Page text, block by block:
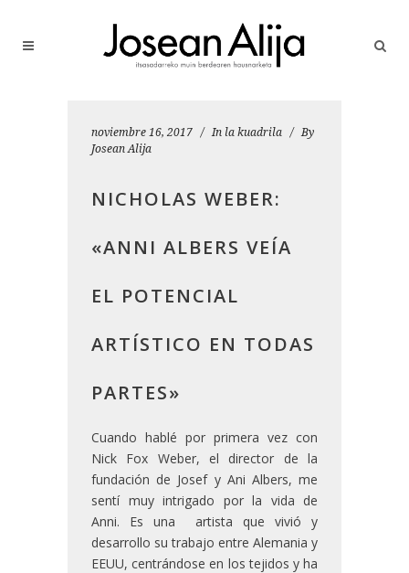
noviembre 16, 2017 In la kuadrila
By
Josean Alija
NICHOLAS WEBER:
«ANNI ALBERS VEÍA
EL POTENCIAL
ARTÍSTICO EN TODAS
PARTES»
Cuando hablé por primera vez con
Nick Fox Weber, el director de la
fundación de Josef y Ani Albers, me
sentí muy intrigado por la vida de
Anni. Es una artista que vivió y
desarrollo su trabajo entre Alemania y
EEUU, centrándose en los tejidos y ha